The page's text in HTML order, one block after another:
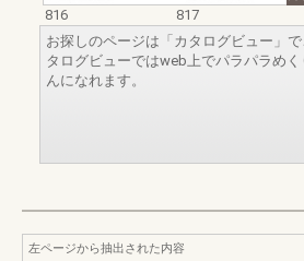
816
817
お探しのページは「カタログビュー」
タログビューではweb上でパラパラめ
んになれます。
左ページから抽出された内容